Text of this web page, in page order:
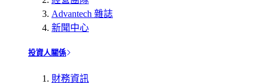
Advantech 雜誌
新聞中心
投資人關係
財務資訊